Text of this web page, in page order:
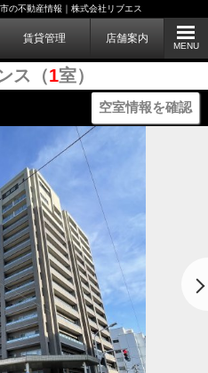
の不動産情報｜株式会社リブエス
賃貸管理 店舗案内
MENU
ス（1室）
空室情報を確認